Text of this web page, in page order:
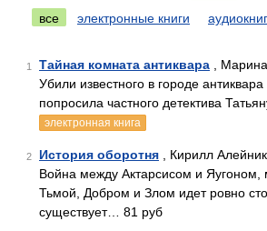
все
электронные книги
1 Тайная комната антиквара ,
Убили известного в городе
попросила частного детектива
электронная книга
2 История оборотня , Кирилл
Война между Актарсисом и Яугоном,
Тьмой, Добром и Злом идет ровно
существует… 81 руб